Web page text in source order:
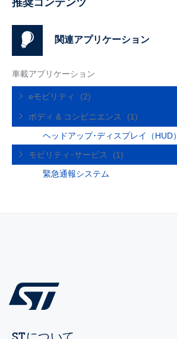
関連アプリケーション
車載アプリケーション
eモビリティ (2)
ボディ & コンビニエンス
(1)
ヘッドアップ･ディスプレイ（HUD）
モビリティ･サービス
(1)
緊急通報システム